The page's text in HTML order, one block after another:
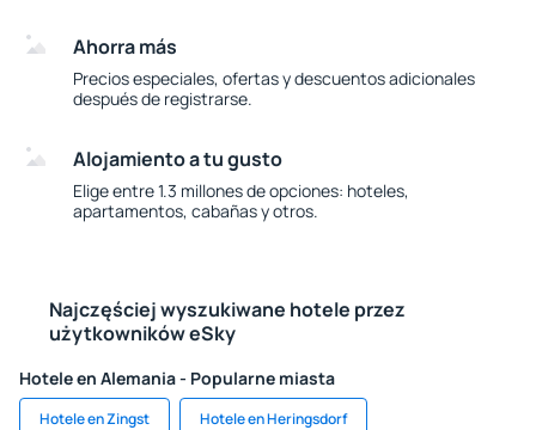
Ahorra más
Precios especiales, ofertas y descuentos adicionales
después de registrarse.
Alojamiento a tu gusto
Elige entre 1.3 millones de opciones: hoteles,
apartamentos, cabañas y otros.
Najczęściej wyszukiwane hotele przez
użytkowników eSky
Hotele en Alemania - Popularne miasta
Hotele en Zingst Hotele en Heringsdorf